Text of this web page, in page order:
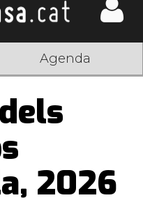
Agenda
2026